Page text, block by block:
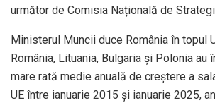
următor de Comisia Națională de
Ministerul Muncii duce România în topul
România, Lituania, Bulgaria și Polonia au
mare rată medie anuală de creștere a
UE între ianuarie 2015 și ianuarie 2025,